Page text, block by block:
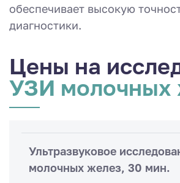
обеспечивает высокую
диагностики.
Цены на
УЗИ молочных
Ультразвуковое
молочных желез, 30 мин.